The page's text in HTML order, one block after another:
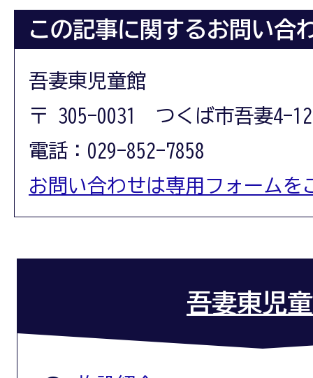
この記事に関するお問い合
吾妻東児童館
〒 305-0031 つくば市吾妻4-12
電話：029-852-7858
お問い合わせは専用フォームを
吾妻東児